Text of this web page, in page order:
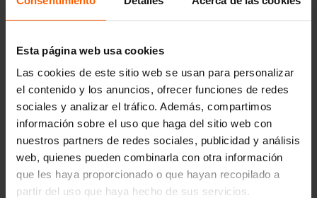
Esta página web usa cookies
Las cookies de este sitio web se usan para personalizar
el contenido y los anuncios, ofrecer funciones de redes
sociales y analizar el tráfico. Además, compartimos
información sobre el uso que haga del sitio web con
nuestros partners de redes sociales, publicidad y análisis
web, quienes pueden combinarla con otra información
que les haya proporcionado o que hayan recopilado a
partir del uso que haya hecho de sus servicios.
Preguntas frecuentes
¿De qué material están hechos los moldes?
¿Betonblock® vende bloques de hormigón?
¿Betonblock® alquila moldes de bloques de hormigón?